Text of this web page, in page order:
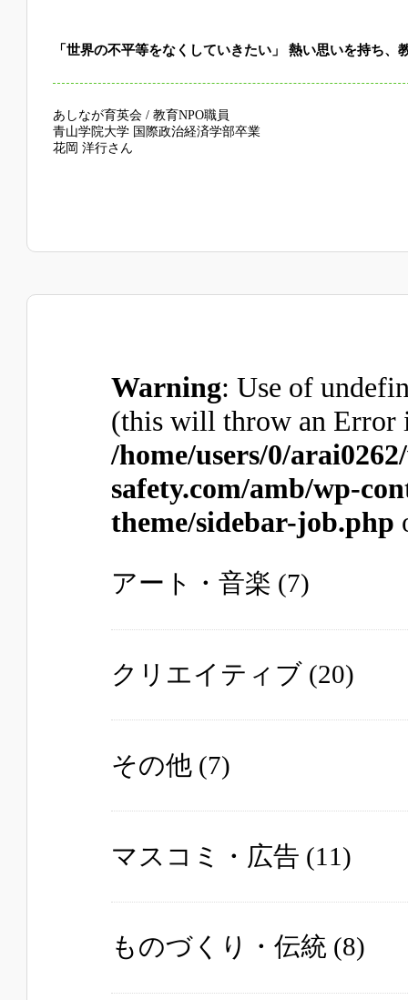
「世界の不平等をなくしていきたい」 熱い思いを持ち、
あしなが育英会 / 教育NPO職員
青山学院大学 国際政治経済学部卒業
花岡 洋行さん
Warning: Use of
(this will throw an Error
/home/users/0/
safety.com/amb/wp-
theme/sidebar-job.php
アート・音楽 (7)
クリエイティブ (20)
その他 (7)
マスコミ・広告 (11)
ものづくり・伝統 (8)